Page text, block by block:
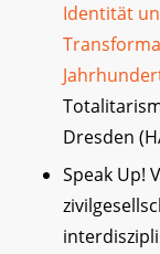
Identität
Dresden
Speak Up!